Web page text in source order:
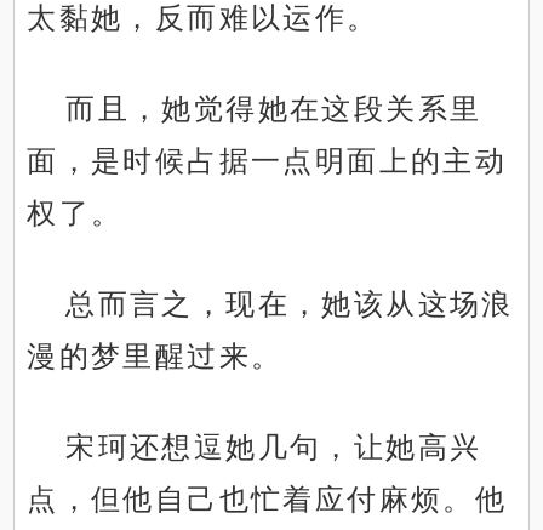
太黏她，反而难以运作。
而且，她觉得她在这段关系里
面，是时候占据一点明面上的主动
权了。
总而言之，现在，她该从这场浪
漫的梦里醒过来。
宋珂还想逗她几句，让她高兴
点，但他自己也忙着应付麻烦。他